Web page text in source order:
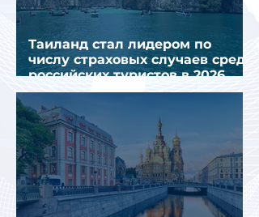
Таиланд стал лидером по
числу страховых случаев среди
российских туристов в 2026
году